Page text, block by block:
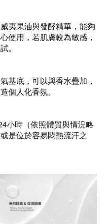
夷果油與發酵精華，能夠
使用，若肌膚較為敏感，
。
基底，可以與香水疊加，
個人化香氛。
小時（依照體質與情況略
是位於容易悶熱流汗之